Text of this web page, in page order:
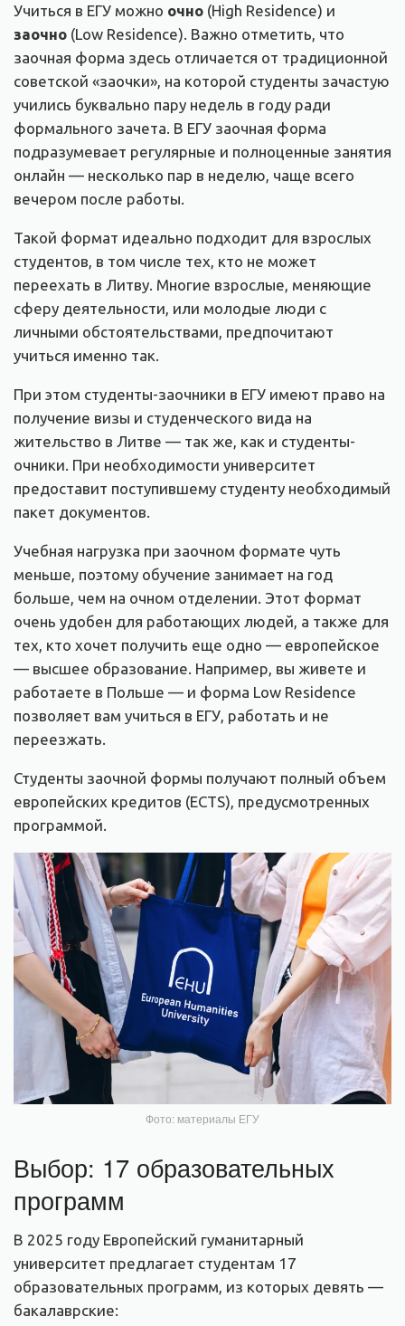
Учиться в ЕГУ можно очно (High Residence) и
заочно (Low Residence). Важно отметить, что
заочная форма здесь отличается от традиционной
советской «заочки», на которой студенты зачастую
учились буквально пару недель в году ради
формального зачета. В ЕГУ заочная форма
подразумевает регулярные и полноценные занятия
онлайн — несколько пар в неделю, чаще всего
вечером после работы.
Такой формат идеально подходит для взрослых
студентов, в том числе тех, кто не может
переехать в Литву. Многие взрослые, меняющие
сферу деятельности, или молодые люди с
личными обстоятельствами, предпочитают
учиться именно так.
При этом студенты-заочники в ЕГУ имеют право на
получение визы и студенческого вида на
жительство в Литве — так же, как и студенты-
очники. При необходимости университет
предоставит поступившему студенту необходимый
пакет документов.
Учебная нагрузка при заочном формате чуть
меньше, поэтому обучение занимает на год
больше, чем на очном отделении. Этот формат
очень удобен для работающих людей, а также для
тех, кто хочет получить еще одно — европейское
— высшее образование. Например, вы живете и
работаете в Польше — и форма Low Residence
позволяет вам учиться в ЕГУ, работать и не
переезжать.
Студенты заочной формы получают полный объем
европейских кредитов (ECTS), предусмотренных
программой.
Фото: материалы ЕГУ
Выбор: 17 образовательных
программ
В 2025 году Европейский гуманитарный
университет предлагает студентам 17
образовательных программ, из которых девять —
бакалаврские: